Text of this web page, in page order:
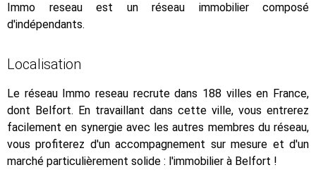
Immo reseau est un réseau immobilier composé
d'indépendants.
Localisation
Le réseau Immo reseau recrute dans 188 villes en France,
dont Belfort. En travaillant dans cette ville, vous entrerez
facilement en synergie avec les autres membres du réseau,
vous profiterez d'un accompagnement sur mesure et d'un
marché particulièrement solide : l'immobilier à Belfort !